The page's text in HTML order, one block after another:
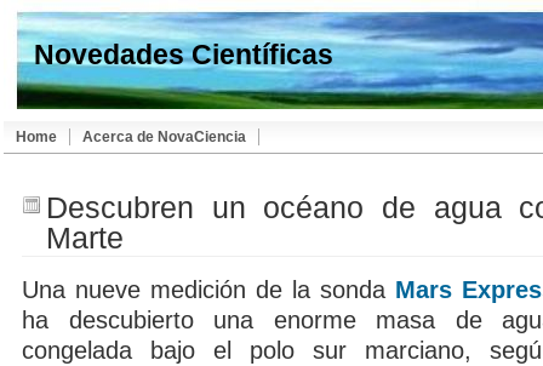
Novedades Científicas
Home Acerca de NovaCiencia
Descubren un océano de agua
Marte
Una nueve medición de la sonda Mars
ha descubierto una enorme masa de
congelada bajo el polo sur marciano,